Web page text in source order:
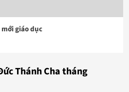
giáo dục
Thánh Cha tháng